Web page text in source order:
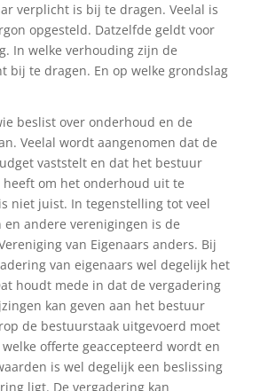
verplicht is bij te dragen. Veelal is
opgesteld. Datzelfde geldt voor
In welke verhouding zijn de
bij te dragen. En op welke grondslag
beslist over onderhoud en de
Veelal wordt aangenomen dat de
vaststelt en dat het bestuur
om het onderhoud uit te
niet juist. In tegenstelling tot veel
andere verenigingen is de
van Eigenaars anders. Bij
van eigenaars wel degelijk het
houdt mede in dat de vergadering
kan geven aan het bestuur
de bestuurstaak uitgevoerd moet
offerte geaccepteerd wordt en
is wel degelijk een beslissing
ligt. De vergadering kan